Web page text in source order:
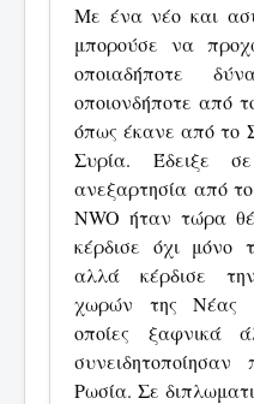
Με ένα νέο και
μπορούσε να
οποιαδήποτε
οποιονδήποτε από
όπως έκανε από το
Συρία. Έδειξε
ανεξαρτησία από
NWO ήταν τώρα
κέρδισε όχι μόνο
αλλά κέρδισε
χωρών της Νέας
οποίες ξαφνικά
Ρωσία. Σε